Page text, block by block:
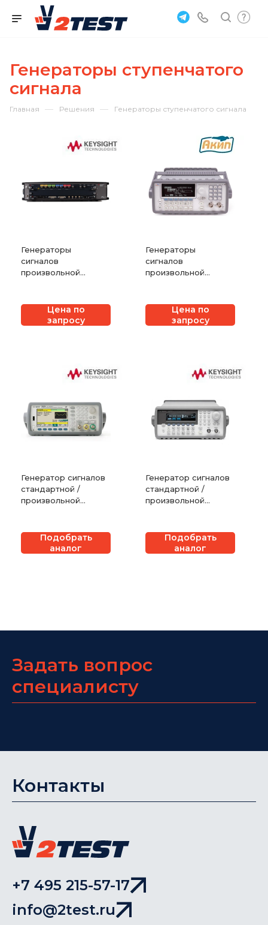
Генераторы ступенчатого
сигнала
Главная — Решения — Генераторы ступенчатого сигнала
Генераторы
сигналов
произвольной
дискретизации до
92 Гвыб./с
Цена по
запросу
Генераторы
сигналов
произвольной
Цена по
запросу
Генератор сигналов
стандартной /
произвольной
Подобрать
аналог
Генератор сигналов
стандартной /
произвольной
Подобрать
аналог
Задать вопрос
специалисту
Контакты
+7 495 215-57-17
info@2test.ru